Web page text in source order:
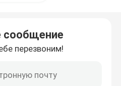
сообщение
перезвоним!